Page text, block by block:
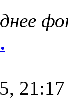
21:17